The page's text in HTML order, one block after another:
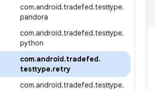
com.android.tradefed.testtype.
pandora
com.android.tradefed.testtype.
python
com.android.tradefed.
testtype.retry
com.android.tradefed.testtype.